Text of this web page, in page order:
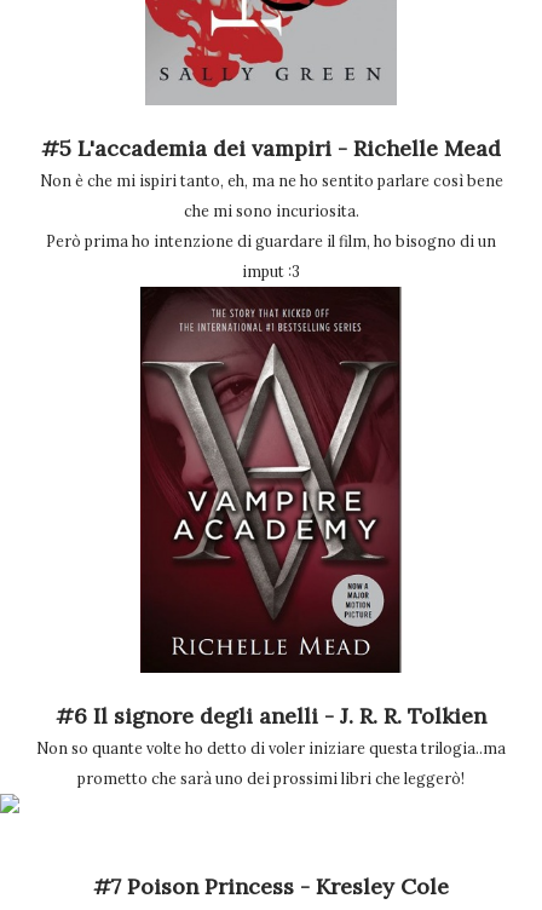
#5 L'accademia dei vampiri - Richelle Mead
Non è che mi ispiri tanto, eh, ma ne ho sentito parlare così bene
che mi sono incuriosita.
Però prima ho intenzione di guardare il film, ho bisogno di un
imput :3
#6 Il signore degli anelli - J. R. R. Tolkien
Non so quante volte ho detto di voler iniziare questa trilogia..ma
prometto che sarà uno dei prossimi libri che leggerò!
#7 Poison Princess - Kresley Cole